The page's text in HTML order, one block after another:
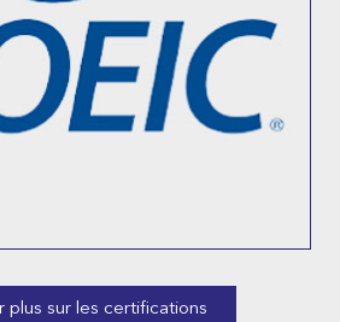
plus sur les certifications